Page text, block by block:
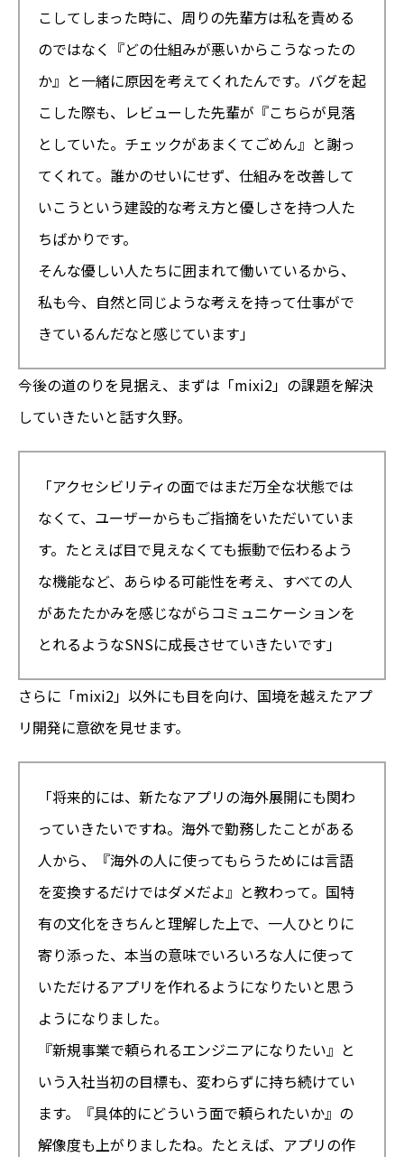
こしてしまった時に、周りの先輩方は私を責める
のではなく『どの仕組みが悪いからこうなったの
か』と一緒に原因を考えてくれたんです。バグを起
こした際も、レビューした先輩が『こちらが見落
としていた。チェックがあまくてごめん』と謝っ
てくれて。誰かのせいにせず、仕組みを改善して
いこうという建設的な考え方と優しさを持つ人た
ちばかりです。
そんな優しい人たちに囲まれて働いているから、
私も今、自然と同じような考えを持って仕事がで
きているんだなと感じています」
今後の道のりを見据え、まずは「mixi2」の課題を解決
していきたいと話す久野。
「アクセシビリティの面ではまだ万全な状態では
なくて、ユーザーからもご指摘をいただいていま
す。たとえば目で見えなくても振動で伝わるよう
な機能など、あらゆる可能性を考え、すべての人
があたたかみを感じながらコミュニケーションを
とれるようなSNSに成長させていきたいです」
さらに「mixi2」以外にも目を向け、国境を越えたアプ
リ開発に意欲を見せます。
「将来的には、新たなアプリの海外展開にも関わ
っていきたいですね。海外で勤務したことがある
人から、『海外の人に使ってもらうためには言語
を変換するだけではダメだよ』と教わって。国特
有の文化をきちんと理解した上で、一人ひとりに
寄り添った、本当の意味でいろいろな人に使って
いただけるアプリを作れるようになりたいと思う
ようになりました。
『新規事業で頼られるエンジニアになりたい』と
いう入社当初の目標も、変わらずに持ち続けてい
ます。『具体的にどういう面で頼られたいか』の
解像度も上がりましたね。たとえば、アプリの作